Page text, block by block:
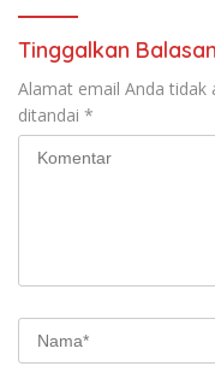
Tinggalkan Balasan
Alamat email Anda tidak
ditandai *